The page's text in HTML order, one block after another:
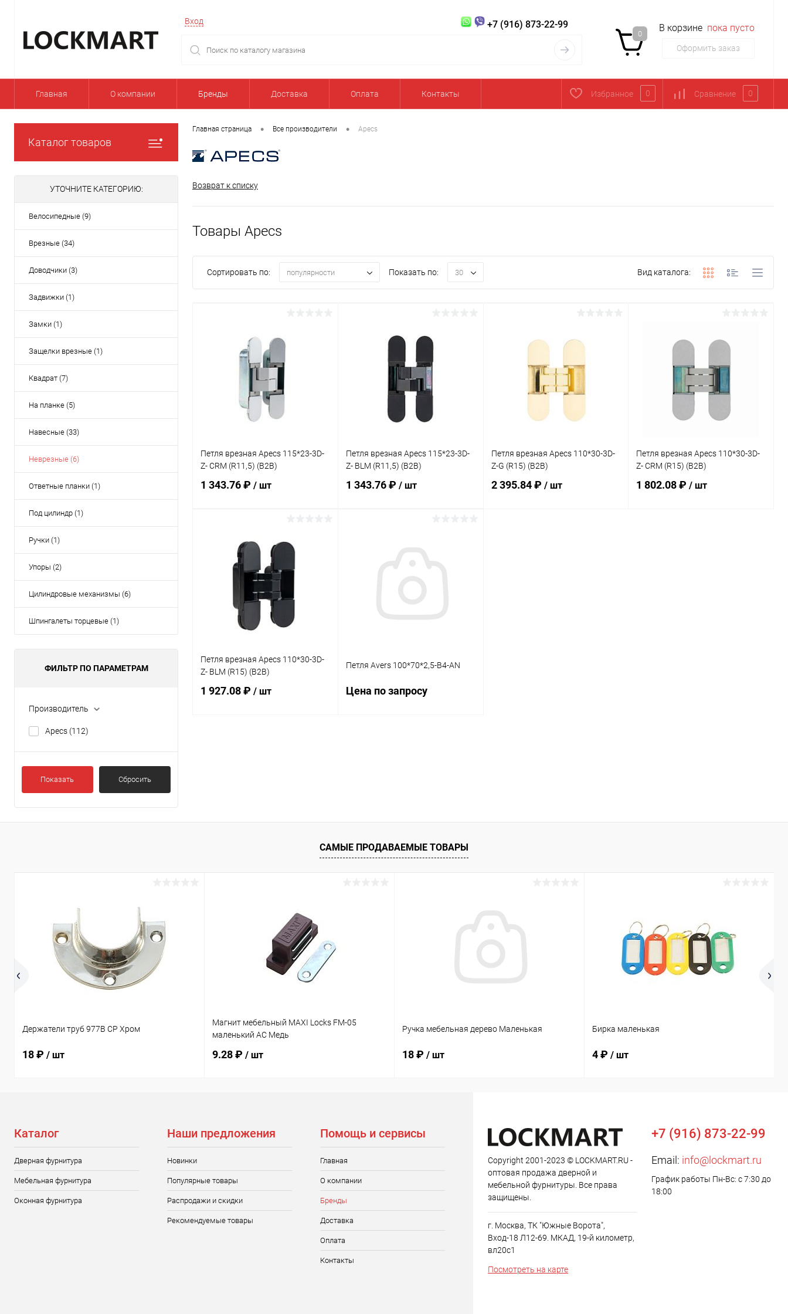
Вход +7 (916) 873-22-99
0
В корзине пока пусто
Оформить заказ
Главная О компании Бренды Доставка Оплата Контакты Избранное 0 Сравнение 0
Каталог товаров
УТОЧНИТЕ КАТЕГОРИЮ:
Велосипедные (9)
Врезные (34)
Доводчики (3)
Задвижки (1)
Замки (1)
Защелки врезные (1)
Квадрат (7)
На планке (5)
Навесные (33)
Неврезные (6)
Ответные планки (1)
Под цилиндр (1)
Ручки (1)
Упоры (2)
Цилиндровые механизмы (6)
Шпингалеты торцевые (1)
ФИЛЬТР ПО ПАРАМЕТРАМ
Производитель
Apecs (112)
Показать Сбросить
Главная страница • Все производители • Apecs
Возврат к списку
Товары Apecs
Сортировать по: популярности Показать по: 30 Вид каталога:
Петля врезная Apecs 115*23-3D-
Z- CRM (R11,5) (B2B)
1 343.76 ₽ / шт
Купить в 1 клик
В избранное
Петля врезная Apecs 115*23-3D-
Z- BLM (R11,5) (B2B)
1 343.76 ₽ / шт
Петля врезная Apecs 110*30-3D-
Z-G (R15) (B2B)
2 395.84 ₽ / шт
Петля врезная Apecs 110*30-3D-
Z- CRM (R15) (B2B)
1 802.08 ₽/ шт
Петля врезная Apecs 110*30-3D-
Z- BLM (R15) (B2B)
1 927.08 ₽ / шт
Петля Avers 100*70*2,5-B4-AN
Цена по запросу
САМЫЕ ПРОДАВАЕМЫЕ ТОВАРЫ
Держатели труб 977B CP Хром
18 ₽ / шт
Магнит мебельный MAXI Locks FM-05
маленький AC Медь
9.28 ₽ / шт
Ручка мебельная дерево Маленькая
18 ₽ / шт
Бирка маленькая
4 ₽ / шт
Каталог
Дверная фурнитура
Мебельная фурнитура
Оконная фурнитура
Наши предложения
Новинки
Популярные товары
Распродажи и скидки
Рекомендуемые товары
Помощь и сервисы
Главная
О компании
Бренды
Доставка
Оплата
Контакты
Copyright 2001-2023 © LOCKMART.RU -
оптовая продажа дверной и
мебельной фурнитуры. Все права
защищены.
г. Москва, ТК "Южные Ворота",
Вход-18 Л12-69. МКАД, 19-й километр,
вл20с1
Посмотреть на карте
+7 (916) 873-22-99
Email: info@lockmart.ru
График работы Пн-Вс: с 7:30 до
18:00